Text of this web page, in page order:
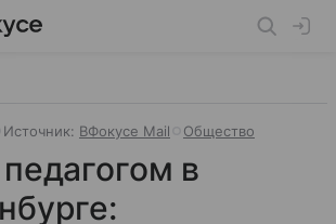
Источник: ВФокусе Mail Общество
в